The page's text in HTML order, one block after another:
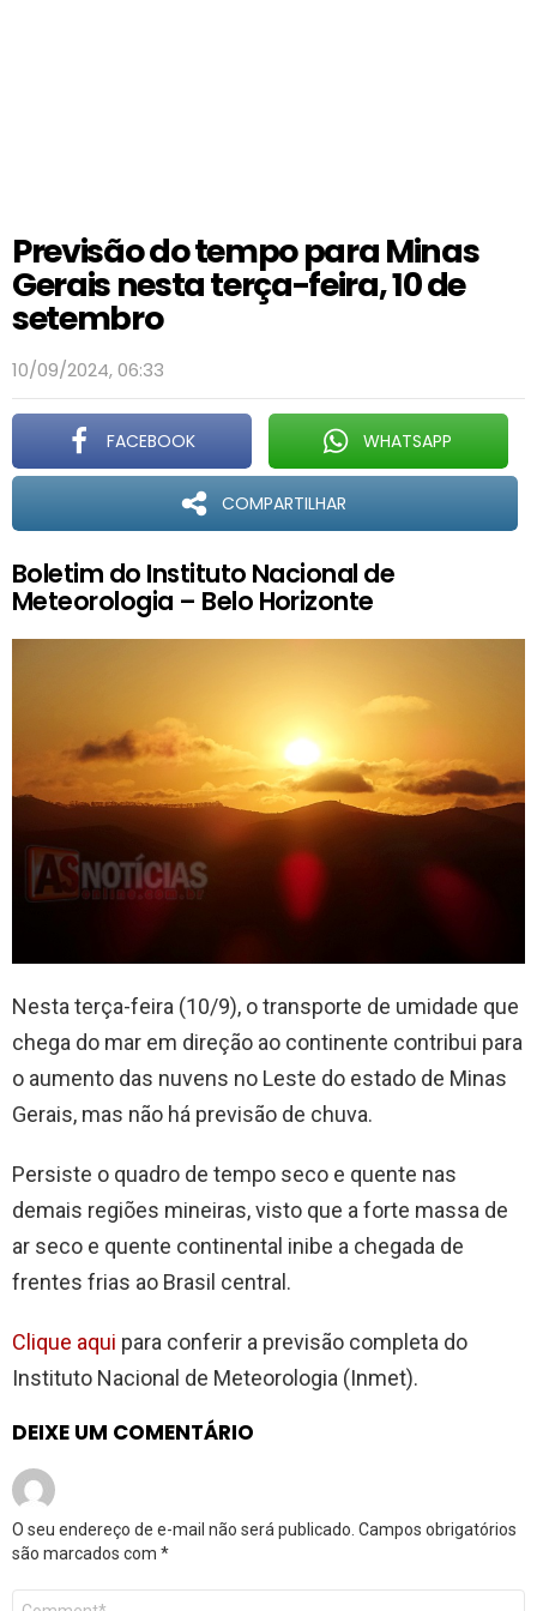
Previsão do tempo para Minas
Gerais nesta terça-feira, 10 de
setembro
10/09/2024, 06:33
FACEBOOK WHATSAPP
COMPARTILHAR
Boletim do Instituto Nacional de
Meteorologia – Belo Horizonte
Nesta terça-feira (10/9), o transporte de umidade que
chega do mar em direção ao continente contribui para
o aumento das nuvens no Leste do estado de Minas
Gerais, mas não há previsão de chuva.
Persiste o quadro de tempo seco e quente nas
demais regiões mineiras, visto que a forte massa de
ar seco e quente continental inibe a chegada de
frentes frias ao Brasil central.
Clique aqui para conferir a previsão completa do
Instituto Nacional de Meteorologia (Inmet).
DEIXE UM COMENTÁRIO
O seu endereço de e-mail não será publicado. Campos obrigatórios
são marcados com *
Comentário